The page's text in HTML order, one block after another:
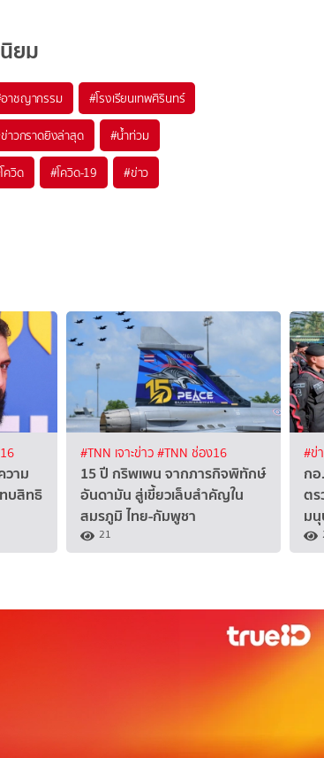
ยม
อาชญากรรม #โรงเรียนเทพศิรินทร์
ข่าวกราดยิงล่าสุด #น้ำท่วม
โควิด #โควิด-19 #ข่าว
วาม
บสิทธิ
#TNN เจาะข่าว#TNN ช่อง16
15 ปี กริพเพน จากภารกิจพิทักษ์
อันดามัน สู่เขี้ยวเล็บสำคัญใน
สมรภูมิ ไทย-กัมพูชา
21
#ข่
กอ
ตร
ม